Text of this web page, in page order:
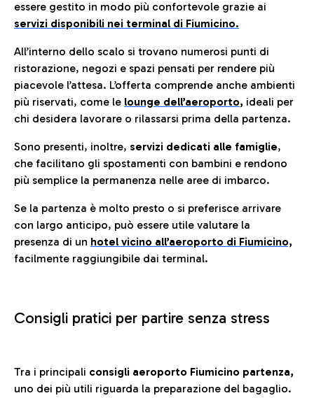
essere gestito in modo più confortevole grazie ai
servizi disponibili nei terminal di Fiumicino.
All’interno dello scalo si trovano numerosi punti di
ristorazione, negozi e spazi pensati per rendere più
piacevole l’attesa. L’offerta comprende anche ambienti
più riservati, come le lounge dell’aeroporto, ideali per
chi desidera lavorare o rilassarsi prima della partenza.
Sono presenti, inoltre, servizi dedicati alle famiglie,
che facilitano gli spostamenti con bambini e rendono
più semplice la permanenza nelle aree di imbarco.
Se la partenza è molto presto o si preferisce arrivare
con largo anticipo, può essere utile valutare la
presenza di un hotel vicino all’aeroporto di Fiumicino,
facilmente raggiungibile dai terminal.
Consigli pratici per partire senza stress
Tra i principali consigli aeroporto Fiumicino partenza,
uno dei più utili riguarda la preparazione del bagaglio.